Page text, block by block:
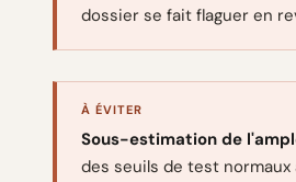
dossier se fait flaguer en
À ÉVITER
Sous-estimation de
des seuils de test normaux